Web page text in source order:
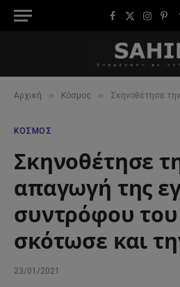
Facebook
X
Αρχική » Κόσμος » Σκηνοθέτησε την απαγωγή
ΚΌΣΜΟΣ
Σκηνοθέτησε
απαγωγή της
συντρόφου του
σκότωσε και
23/01/2021